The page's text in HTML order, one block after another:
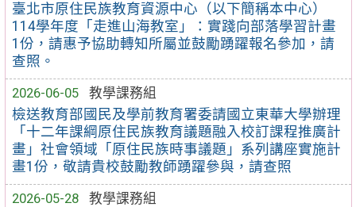
臺北市原住民族教育資源中心（以下簡稱本中心）
114學年度「走進山海教室」：實踐向部落學習計畫
1份，請惠予協助轉知所屬並鼓勵踴躍報名參加，請
查照。
2026-06-05
教學課務組
檢送教育部國民及學前教育署委請國立東華大學辦理
「十二年課綱原住民族教育議題融入校訂課程推廣計
畫」社會領域「原住民族時事議題」系列講座實施計
畫1份，敬請貴校鼓勵教師踴躍參與，請查照
2026-05-28
教學課務組